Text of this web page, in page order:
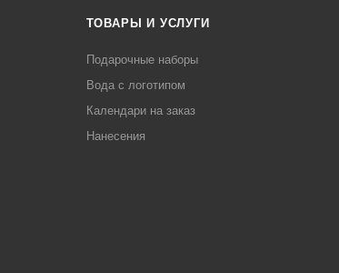
ТОВАРЫ И УСЛУГИ
Подарочные наборы
Вода с логотипом
Календари на заказ
Нанесения